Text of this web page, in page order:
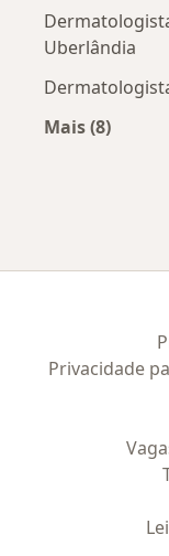
Uberlândia
Mais (8)
Privacidade